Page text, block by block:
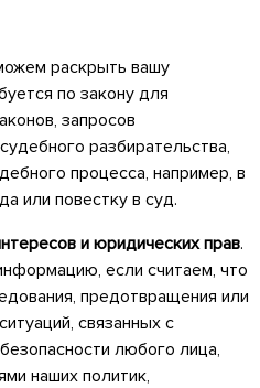
раскрыть вашу
по закону для
запросов
разбирательства,
процесса, например, в
или повестку в суд.
и юридических прав.
если считаем, что
предотвращения или
связанных с
любого лица,
наших политик,